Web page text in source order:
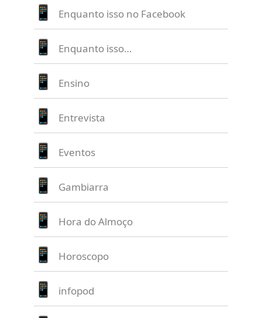
Enquanto isso no Facebook
Enquanto isso…
Ensino
Entrevista
Eventos
Gambiarra
Hora do Almoço
Horoscopo
infopod